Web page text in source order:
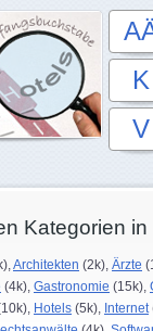
K
V
Kategorien
Architekten (2k), Ärzte
(4k), Gastronomie (15k),
Hotels (5k), Internet